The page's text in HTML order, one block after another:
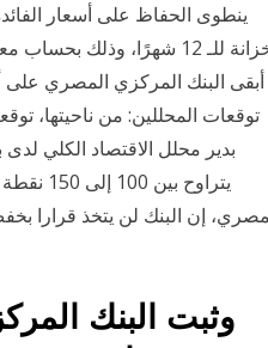
أبقى البنك المركزي المصري على
بدير محلل الاقتصاد الكلي
وثبت البنك